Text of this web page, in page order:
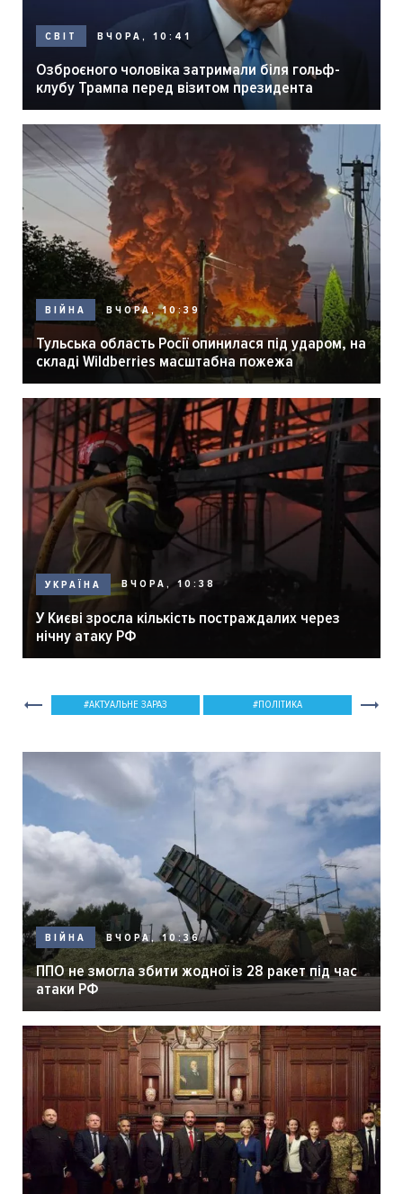
СВІТ ВЧОРА, 10:41
Озброєного чоловіка затримали біля гольф-
клубу Трампа перед візитом президента
ВІЙНА ВЧОРА, 10:39
Тульська область Росії опинилася під ударом, на
складі Wildberries масштабна пожежа
УКРАЇНА ВЧОРА, 10:38
У Києві зросла кількість постраждалих через
нічну атаку РФ
АКТУАЛЬНЕ ЗАРАЗ ПОЛІТИКА
ВІЙНА ВЧОРА, 10:36
ППО не змогла збити жодної із 28 ракет під час
атаки РФ